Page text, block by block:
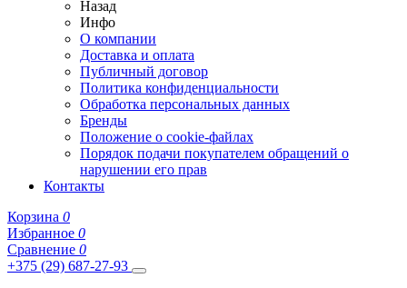
Назад
Инфо
О компании
Доставка и оплата
Публичный договор
Политика конфиденциальности
Обработка персональных данных
Бренды
Положение о cookie-файлах
Порядок подачи покупателем обращений о
нарушении его прав
Контакты
Корзина 0
Избранное 0
Сравнение 0
+375 (29) 687-27-93